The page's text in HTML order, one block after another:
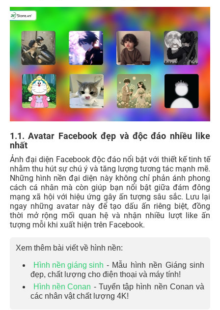
1.1. Avatar Facebook đẹp và độc đáo nhiều like
nhất
Ảnh đại diện Facebook độc đáo nổi bật với thiết kế tinh tế
nhằm thu hút sự chú ý và tăng lượng tương tác mạnh mẽ.
Những hình nền đại diện này không chỉ phản ánh phong
cách cá nhân mà còn giúp bạn nổi bật giữa đám đông
mạng xã hội với hiệu ứng gây ấn tượng sâu sắc. Lưu lại
ngay những avatar này để tạo dấu ấn riêng biệt, đồng
thời mở rộng mối quan hệ và nhận nhiều lượt like ấn
tượng mỗi khi xuất hiện trên Facebook.
Xem thêm bài viết về hình nền:
Hình nền giáng sinh - Mẫu hình nền Giáng sinh
đẹp, chất lượng cho điện thoại và máy tính!
Hình nền Conan - Tuyển tập hình nền Conan và
các nhân vật chất lượng 4K!